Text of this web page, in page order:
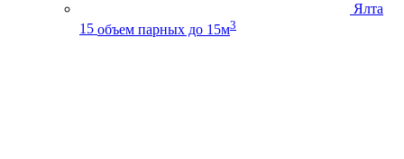
Ялта
15 объем парных до 15м3